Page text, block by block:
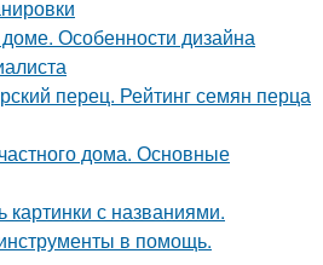
Особенности дизайна
перец. Рейтинг семян перца
дома. Основные
с названиями.
в помощь.